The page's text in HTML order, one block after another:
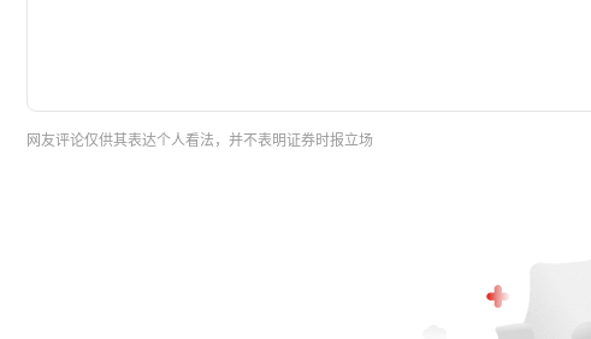
网友评论仅供其表达个人看法，并不表明证券时报立场